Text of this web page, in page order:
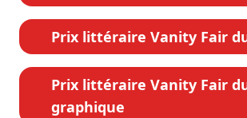
Prix littéraire Vanity Fair
Prix littéraire Vanity Fair
graphique